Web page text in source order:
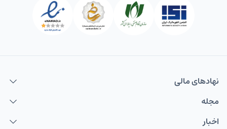
نهاد‌های مالی
مجله
اخبار